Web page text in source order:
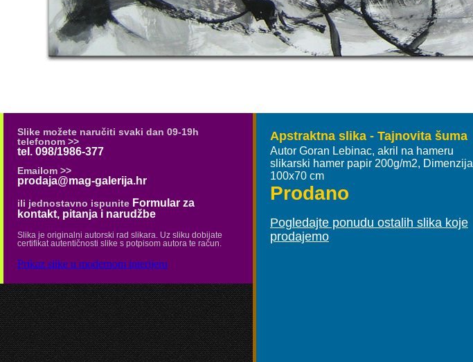
Slike možete naručiti svaki dan 09-19h
telefonom >>
tel. 098/1986-377
Emailom >>
prodaja@mag-galerija.hr
ili jednostavno ispunite Formular za
kontakt, pitanja i narudžbe
Slika je originalni autorski rad slikara. Uz sliku dobijate
certifikat autentičnosti slike s potpisom autora te račun.
Prikaz slike u modernom interijeru
Apstraktna slika - Tajnovita šuma
Autor Goran Lebinac, akril na hameru
slikarski hamer papir 200g/m2, Dimenzija
100x70 cm
Prodano
Pogledajte ponudu ostalih slika koje
prodajemo